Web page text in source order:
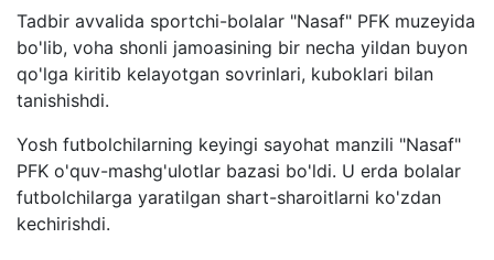
Tadbir avvalida sportchi-bolalar "Nasaf" PFK muzeyida
bo'lib, voha shonli jamoasining bir necha yildan buyon
qo'lga kiritib kelayotgan sovrinlari, kuboklari bilan
tanishishdi.
Yosh futbolchilarning keyingi sayohat manzili "Nasaf"
PFK o'quv-mashg'ulotlar bazasi bo'ldi. U erda bolalar
futbolchilarga yaratilgan shart-sharoitlarni ko'zdan
kechirishdi.